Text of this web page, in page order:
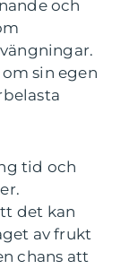
och
sin egen
tid och
det kan
av frukt
chans att